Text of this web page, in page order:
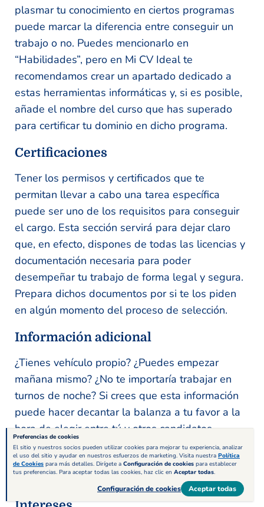
plasmar tu conocimiento en ciertos programas
puede marcar la diferencia entre conseguir un
trabajo o no. Puedes mencionarlo en
“Habilidades”, pero en Mi CV Ideal te
recomendamos crear un apartado dedicado a
estas herramientas informáticas y, si es posible,
añade el nombre del curso que has superado
para certificar tu dominio en dicho programa.
Certificaciones
Tener los permisos y certificados que te
permitan llevar a cabo una tarea específica
puede ser uno de los requisitos para conseguir
el cargo. Esta sección servirá para dejar claro
que, en efecto, dispones de todas las licencias y
documentación necesaria para poder
desempeñar tu trabajo de forma legal y segura.
Prepara dichos documentos por si te los piden
en algún momento del proceso de selección.
Información adicional
¿Tienes vehículo propio? ¿Puedes empezar
mañana mismo? ¿No te importaría trabajar en
turnos de noche? Si crees que esta información
puede hacer decantar la balanza a tu favor a la
hora de elegir entre tú y otros candidatos,
añádela en “Información adicional”. Cualquier
información relevante para tu proceso de
selección es importante añadirla.
Preferencias de cookies
El sitio y nuestros socios pueden utilizar cookies para mejorar tu experiencia, analizar
el uso del sitio y ayudar en nuestros esfuerzos de marketing. Visita nuestra Política
de Cookies para más detalles. Dirígete a Configuración de cookies para establecer
tus preferencias. Para aceptar todas las cookies, haz clic en Aceptar todas.
Configuración de cookies Aceptar todas